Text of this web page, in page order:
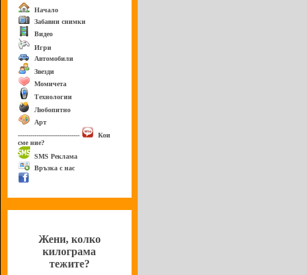
Начало
Забавни снимки
Видео
Игри
Автомобили
Звезди
Момичета
Технологии
Любопитно
Арт
------------------------------
Кои
сме ние?
SMS Реклама
Връзка с нас
Жени, колко
килограма
тежите?